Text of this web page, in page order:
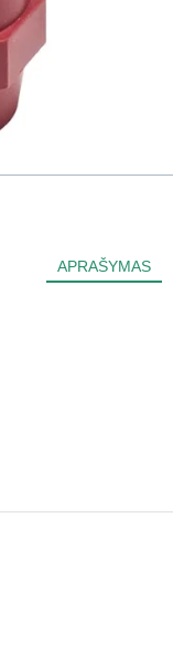
APRAŠYMAS